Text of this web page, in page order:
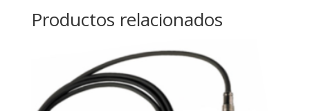
Productos relacionados